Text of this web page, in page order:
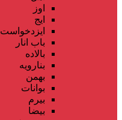
اوز
ایج
ایزدخواست
باب انار
بالاده
بنارویه
بهمن
بوانات
بیرم
بیضا